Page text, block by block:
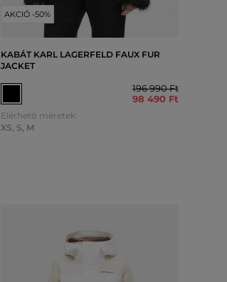
AKCIÓ -50%
KABÁT KARL LAGERFELD FAUX FUR
JACKET
196 990 Ft
98 490 Ft
Elérhető méretek:
XS, S, M